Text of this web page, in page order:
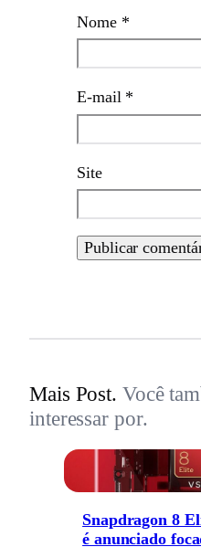
Nome *
E-mail *
Site
Mais Post. Você
interessar por.
Snapdragon 8
é anunciado